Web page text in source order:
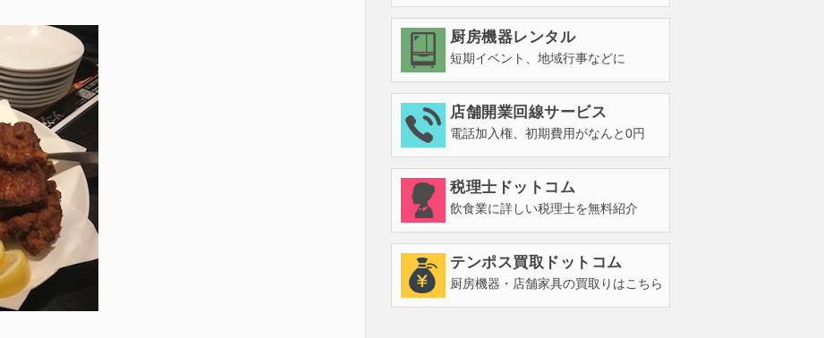
厨房機器レンタル
短期イベント、地域行事などに
店舗開業回線サービス
電話加入権、初期費用がなんと0円
税理士ドットコム
飲食業に詳しい税理士を無料紹介
テンポス買取ドットコム
厨房機器・店舗家具の買取りはこちら